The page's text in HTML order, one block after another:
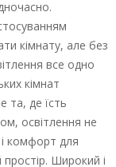
кімнату, але без
все одно
кімнат
та, де їсть
освітлення не
і комфорт для
Широкий і